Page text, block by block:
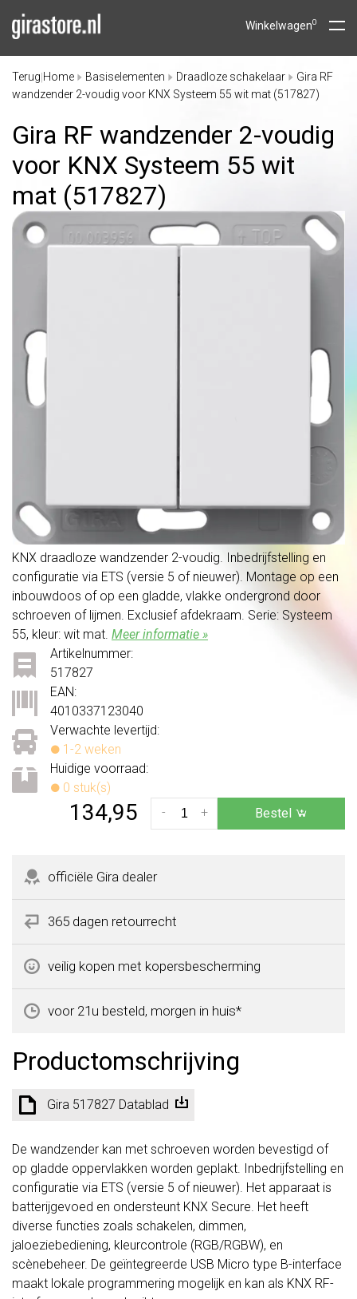
Winkelwagen0
Terug Home Basiselementen Draadloze schakelaar
Gira RF
wandzender 2-voudig voor KNX Systeem 55 wit mat (517827)
Gira RF wandzender 2-voudig
voor KNX Systeem 55 wit
mat (517827)
KNX draadloze wandzender 2-voudig. Inbedrijfstelling en
configuratie via ETS (versie 5 of nieuwer). Montage op een
inbouwdoos of op een gladde, vlakke ondergrond door
schroeven of lijmen. Exclusief afdekraam. Serie: Systeem
55, kleur: wit mat. Meer informatie »
Verwachte levertijd:
1-2 weken
Huidige voorraad:
0 stuk(s)
Artikelnummer:
517827
EAN:
4010337123040
134,95 +
- Bestel
officiële Gira dealer
365 dagen retourrecht
veilig kopen met kopersbescherming
voor 21u besteld, morgen in huis*
Productomschrijving
Gira 517827 Datablad
De wandzender kan met schroeven worden bevestigd of
op gladde oppervlakken worden geplakt. Inbedrijfstelling en
configuratie via ETS (versie 5 of nieuwer). Het apparaat is
batterijgevoed en ondersteunt KNX Secure. Het heeft
diverse functies zoals schakelen, dimmen,
jaloeziebediening, kleurcontrole (RGB/RGBW), en
scènebeheer. De geïntegreerde USB Micro type B-interface
maakt lokale programmering mogelijk en kan als KNX RF-